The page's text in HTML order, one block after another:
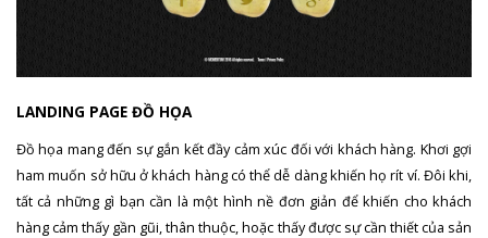
LANDING PAGE ĐỒ HỌA
Đồ họa mang đến sự gắn kết đầy cảm xúc đối với khách hàng. Khơi gợi
ham muốn sở hữu ở khách hàng có thể dễ dàng khiến họ rít ví. Đôi khi,
tất cả những gì bạn cần là một hình nề đơn giản để khiến cho khách
hàng cảm thấy gần gũi, thân thuộc, hoặc thấy được sự cần thiết của sản